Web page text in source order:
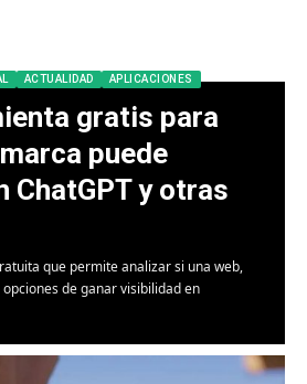
ACTUALIDAD APLICACIONES
gratis para
puede
ChatGPT y otras
que permite analizar si una web,
de ganar visibilidad en